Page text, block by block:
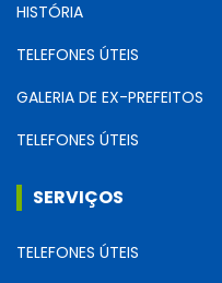
HISTÓRIA
TELEFONES ÚTEIS
GALERIA DE EX-PREFEITOS
TELEFONES ÚTEIS
SERVIÇOS
TELEFONES ÚTEIS